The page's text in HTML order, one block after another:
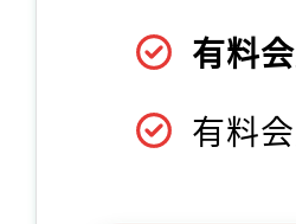
有料
有料